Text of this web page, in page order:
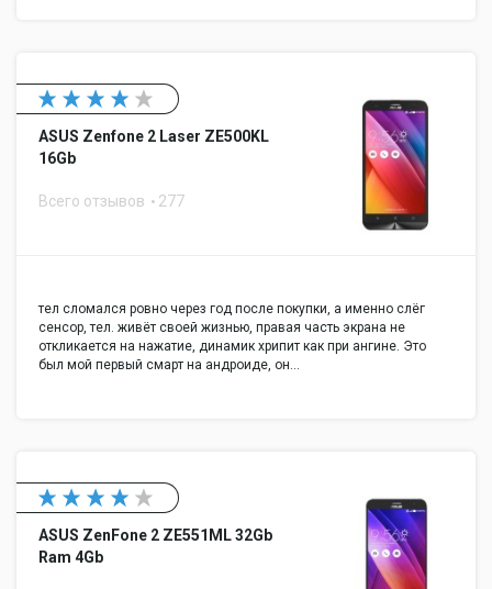
ASUS Zenfone 2 Laser ZE500KL
16Gb
Всего отзывов 277
тел сломался ровно через год после покупки, а именно слёг
сенсор, тел. живёт своей жизнью, правая часть экрана не
откликается на нажатие, динамик хрипит как при ангине. Это
был мой первый смарт на андроиде, он…
ASUS ZenFone 2 ZE551ML 32Gb
Ram 4Gb